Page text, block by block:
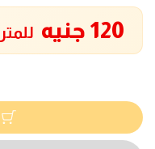
120 جنيه للمتر